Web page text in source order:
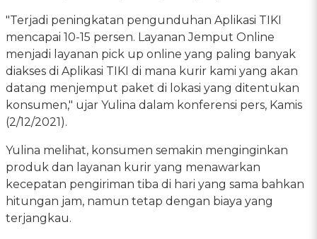
"Terjadi peningkatan pengunduhan Aplikasi TIKI
mencapai 10-15 persen. Layanan Jemput Online
menjadi layanan pick up online yang paling banyak
diakses di Aplikasi TIKI di mana kurir kami yang akan
datang menjemput paket di lokasi yang ditentukan
konsumen," ujar Yulina dalam konferensi pers, Kamis
(2/12/2021).
Yulina melihat, konsumen semakin menginginkan
produk dan layanan kurir yang menawarkan
kecepatan pengiriman tiba di hari yang sama bahkan
hitungan jam, namun tetap dengan biaya yang
terjangkau.